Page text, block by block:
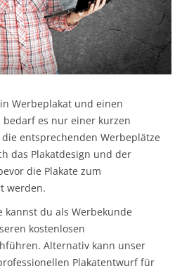
Werbeplakat und einen
bedarf es nur einer kurzen
entsprechenden Werbeplätze
das Plakatdesign und der
die Plakate zum
werden.
kannst du als Werbekunde
kostenlosen
Alternativ kann unser
Plakatentwurf für